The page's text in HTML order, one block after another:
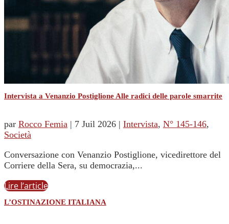
Intervista a Venanzio Postiglione Alle radici delle parole smarrite
par Rocco Femia | 7 Juil 2026 | Intervista, N° 145-146,
Società
Conversazione con Venanzio Postiglione, vicedirettore del
Corriere della Sera, su democrazia,...
Lire l’article
L’OSTINAZIONE ITALIANA